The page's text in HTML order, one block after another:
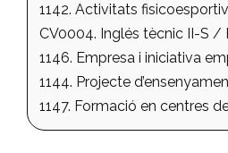
1142. Activitats
CV0004. Inglés tècnic II-S /
1146. Empresa i iniciativa
1144. Projecte
1147. Formació en centres